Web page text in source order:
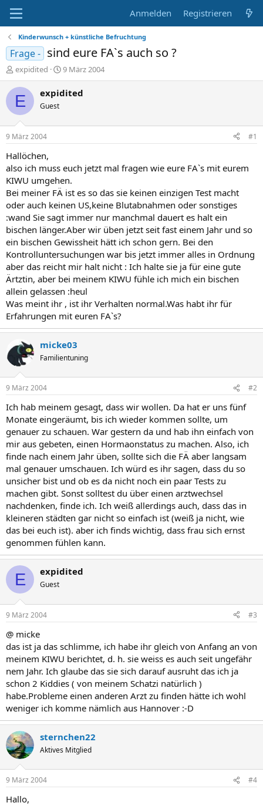
Anmelden Registrieren
Kinderwunsch + künstliche Befruchtung
Frage - sind eure FA`s auch so ?
E
r
s
l
e
r
expidited
E
r
s
t
9 März 2004
E expidited
Guest
9 März 2004 #1
Hallöchen,
also ich muss euch jetzt mal fragen wie eure FA`s mit eurem
KIWU umgehen.
Bei meiner FÄ ist es so das sie keinen einzigen Test macht
oder auch keinen US,keine Blutabnahmen oder sonstiges
:wand Sie sagt immer nur manchmal dauert es halt ein
bischen länger.Aber wir üben jetzt seit fast einem Jahr und so
ein bischen Gewissheit hätt ich schon gern. Bei den
Kontrolluntersuchungen war bis jetzt immer alles in Ordnung
aber das reicht mir halt nicht : Ich halte sie ja für eine gute
Ärtztin, aber bei meinem KIWU fühle ich mich ein bischen
allein gelassen :heul
Was meint ihr , ist ihr Verhalten normal.Was habt ihr für
Erfahrungen mit euren FA`s?
micke03
Familientuning
9 März 2004 #2
Ich hab meinem gesagt, dass wir wollen. Da hat er uns fünf
Monate eingeräumt, bis ich wieder kommen sollte, um
genauer zu schauen. War gestern da und hab ihn einfach von
mir aus gebeten, einen Hormaonstatus zu machen. Also, ich
finde nach einem Jahr üben, sollte sich die FÄ aber langsam
mal genauer umschauen. Ich würd es ihr sagen, dass du so
unsicher bist und ob es da nicht noch ein paar Tests zu
machen gibt. Sonst solltest du über einen arztwechsel
nachdenken, finde ich. Ich weiß allerdings auch, dass das in
kleineren städten gar nicht so einfach ist (weiß ja nicht, wie
das bei euch ist). aber ich finds wichtig, dass frau sich ernst
genommen fühlen kann.
E expidited
Guest
9 März 2004 #3
@ micke
das ist ja das schlimme, ich habe ihr gleich von Anfang an von
meinem KIWU berichtet, d. h. sie weiss es auch seit ungefähr
nem Jahr. Ich glaube das sie sich darauf ausruht das ich ja
schon 2 Kiddies ( von meinem Schatzi natürlich )
habe.Probleme einen anderen Arzt zu finden hätte ich wohl
weniger ich komme nämlich aus Hannover :-D
sternchen22
Aktives Mitglied
9 März 2004 #4
Hallo,